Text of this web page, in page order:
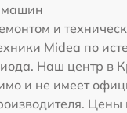
машин
и
Midea по
Наш центр в
и не имеет
Цены